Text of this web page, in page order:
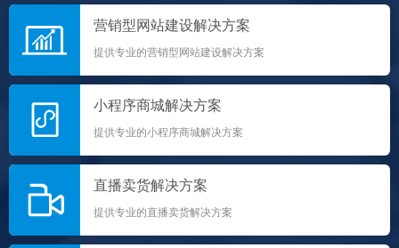
营销型网站建设解决方案
提供专业的营销型网站建设解决方案
小程序商城解决方案
提供专业的小程序商城解决方案
直播卖货解决方案
提供专业的直播卖货解决方案